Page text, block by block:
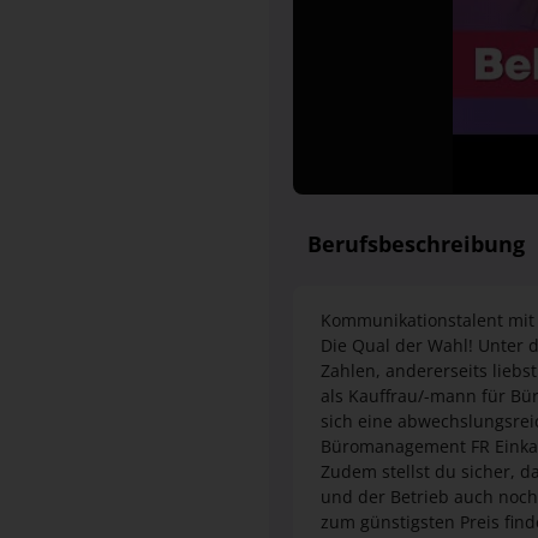
Berufsbeschreibung
Kommunikationstalent
Die Qual der Wahl! Unter
Zahlen, andererseits
als Kauffrau/-mann für
sich eine
Büromanagement FR
Zudem stellst du sicher,
und der Betrieb auch
zum günstigsten Preis